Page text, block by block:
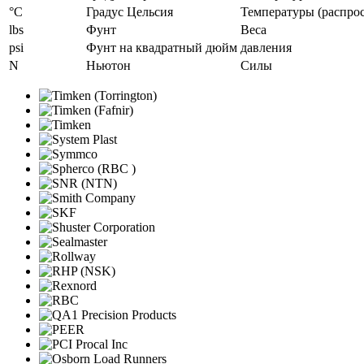
°C
Градус Цельсия
Температуры
lbs
Фунт
Веса
psi
Фунт на квадратный дюйм давления
N
Ньютон Силы